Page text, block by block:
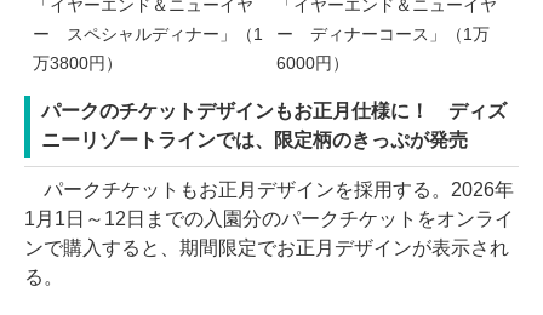
「イヤーエンド＆ニューイヤ
ー スペシャルディナー」（1
万3800円）
「イヤーエンド＆ニューイヤ
ー ディナーコース」（1万
6000円）
パークのチケットデザインもお正月仕様に！ ディズ
ニーリゾートラインでは、限定柄のきっぷが発売
パークチケットもお正月デザインを採用する。2026年
1月1日～12日までの入園分のパークチケットをオンライ
ンで購入すると、期間限定でお正月デザインが表示され
る。